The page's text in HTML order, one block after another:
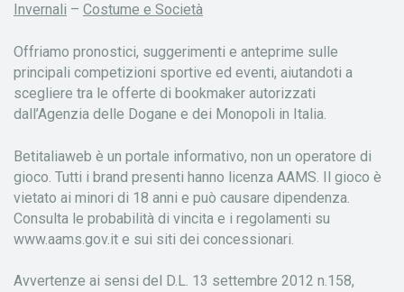
Invernali – Costume e Società
Offriamo pronostici, suggerimenti e anteprime sulle
principali competizioni sportive ed eventi, aiutandoti a
scegliere tra le offerte di bookmaker autorizzati
dall’Agenzia delle Dogane e dei Monopoli in Italia.
Betitaliaweb è un portale informativo, non un operatore di
gioco. Tutti i brand presenti hanno licenza AAMS. Il gioco è
vietato ai minori di 18 anni e può causare dipendenza.
Consulta le probabilità di vincita e i regolamenti su
www.aams.gov.it e sui siti dei concessionari.
Avvertenze ai sensi del D.L. 13 settembre 2012 n.158,